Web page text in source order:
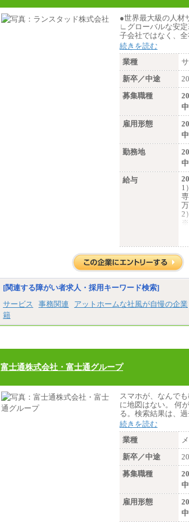
●世界最大級の人
∟グローバルな安定
子会社ではなく、
続きを読む
業種
新卒／中途
募集職種
雇用形態
勤務地
給与
1
2
※
1
2
[関連する障がい者求人・採用キーワード検索]
サービス
事務関連 アットホームな社風が自慢の企業
籍
富士通株式会社・富士通グループ
スマホが、なんで
に地図はない。 何
る。検索結果は、
続きを読む
業種
新卒／中途
募集職種
雇用形態